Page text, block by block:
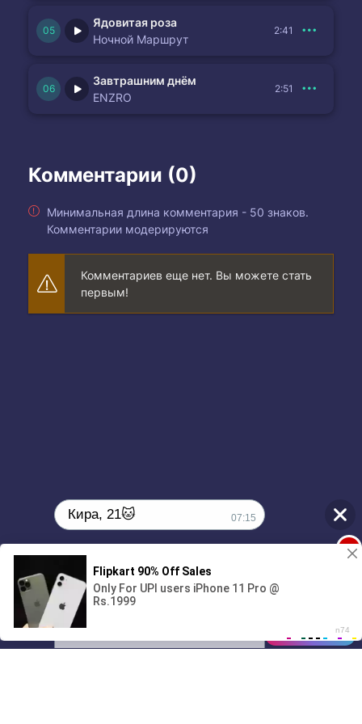
Ядовитая роза
Ночной Маршрут
2:41
Завтрашним днём
ENZRO
2:51
Комментарии (0)
Минимальная длина комментария - 50 знаков.
Комментарии модерируются
Комментариев еще нет. Вы можете стать
первым!
01/07
00:00
Кира, 21🐱 07:15
Поиграешь со мной? 💖🐾
1